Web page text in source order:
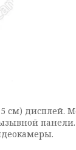
дисплей.